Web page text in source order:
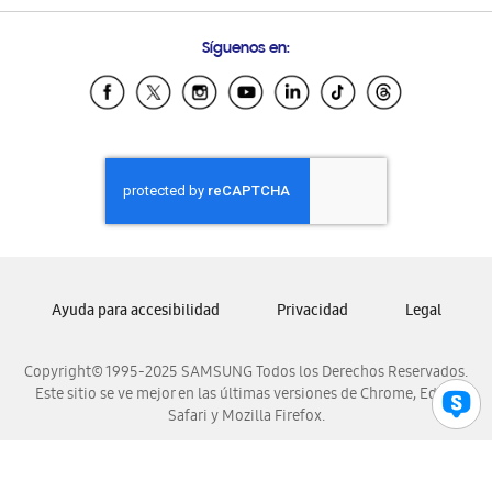
Samsung Ecuador
Samsung El Salvador
Samsung Honduras
Samsung Nicaragua
Samsung Panamá
Samsung Venezuela
Síguenos en:
Copyright© 1995-2025 SAMSUNG Todos los Derechos Reservados.
Este sitio se ve mejor en las últimas versiones de Chrome, Edge,
Safari y Mozilla Firefox.
Ayuda para accesibilidad Privacidad Legal